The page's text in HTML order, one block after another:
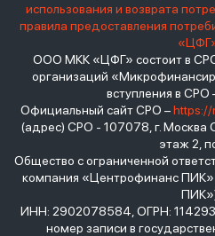
использования и возврата
правила предоставления
ООО МКК «ЦФГ» состоит в
организаций
вступления в СРО
Официальный сайт СРО –https://
(адрес) СРО - 107078, г. Москва
этаж 2,
Общество с ограниченной
компания «Центрофинанс
ИНН: 2902078584, ОГРН:
номер записи в